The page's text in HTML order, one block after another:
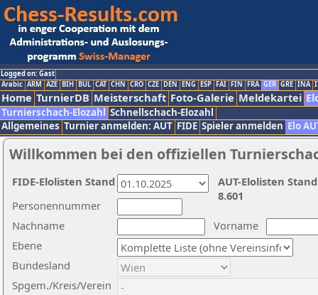
Logged on: Gast
Arabic ARM AZE BIH BUL CAT CHN CRO CZE DEN ENG ESP FAI FIN FRA GER GRE INA
Home TurnierDB Meisterschaft Foto-Galerie Meldekartei
Turnierschach-Elozahl Schnellschach-Elozahl
Allgemeines Turnier anmelden: AUT FIDE Spieler anmelden Elo
Willkommen bei den offiziellen
Nachname
Vorname
Ebene
Personennummer
Bundesland
Spgem./Kreis/Verein
AUT-Elolisten
8.601
FIDE-Elolisten Stand